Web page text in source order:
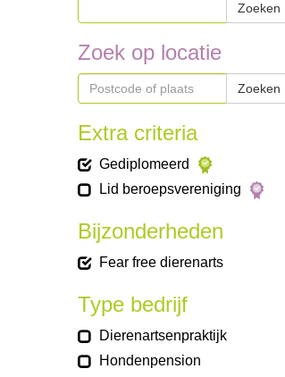
Zoeken
Zoek op locatie
Zoeken
Extra criteria
Gediplomeerd
Lid beroepsvereniging
Bijzonderheden
Fear free dierenarts
Type bedrijf
Dierenartsenpraktijk
Hondenpension